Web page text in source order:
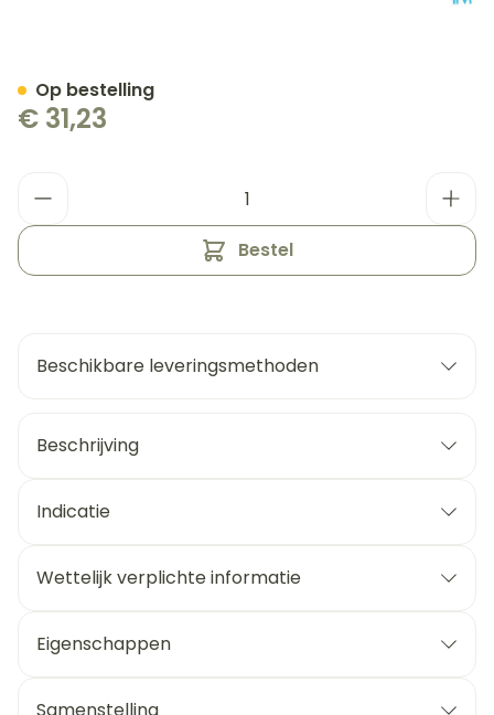
€ 31,23
Bestel
Op bestelling
Beschikbare leveringsmethoden
Beschrijving
Indicatie
Wettelijk verplichte informatie
Eigenschappen